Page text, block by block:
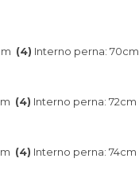
(4) Interno perna: 70cm
(4) Interno perna: 72cm
(4) Interno perna: 74cm